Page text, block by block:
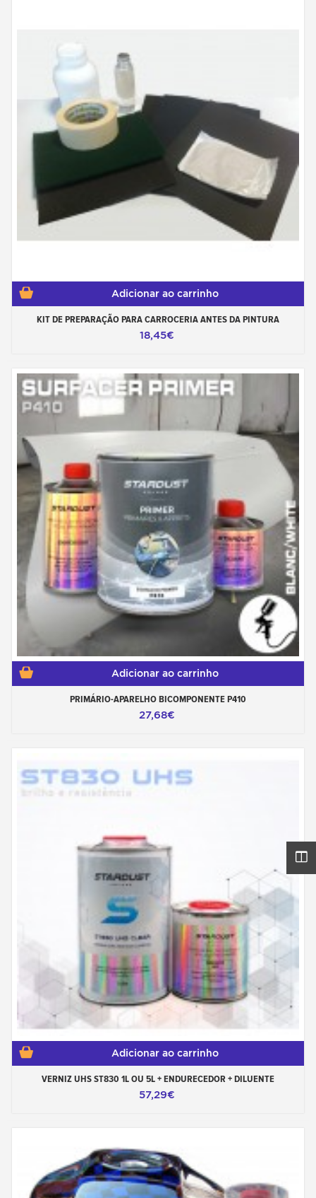
Adicionar ao carrinho
KIT DE PREPARAÇÃO PARA CARROCERIA ANTES DA PINTURA
18,45€
Adicionar ao carrinho
PRIMÁRIO-APARELHO BICOMPONENTE P410
27,68€
Adicionar ao carrinho
VERNIZ UHS ST830 1L OU 5L + ENDURECEDOR + DILUENTE
57,29€